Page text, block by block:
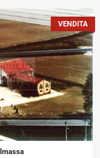
Metratura Commerciale:
350 m
VENDITA